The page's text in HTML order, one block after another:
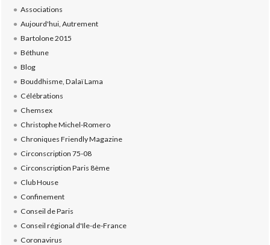
Associations
Aujourd'hui, Autrement
Bartolone 2015
Béthune
Blog
Bouddhisme, Dalaï Lama
Célébrations
Chemsex
Christophe Michel-Romero
Chroniques Friendly Magazine
Circonscription 75-08
Circonscription Paris 8ème
Club House
Confinement
Conseil de Paris
Conseil régional d'Ile-de-France
Coronavirus